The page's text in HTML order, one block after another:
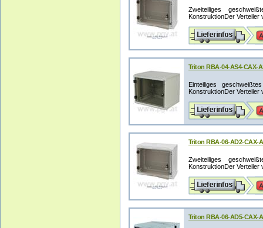
Zweiteiliges
KonstruktionDer Verteiler
Triton RBA-04-AS4-CAX-
Einteiliges
KonstruktionDer Verteiler
Triton RBA-06-AD2-CAX-
Zweiteiliges
KonstruktionDer Verteiler
Triton RBA-06-AD5-CAX-